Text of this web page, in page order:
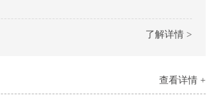
了解详情 >
查看详情 +